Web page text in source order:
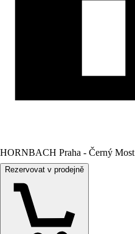
HORNBACH Praha - Černý Most
Rezervovat v prodejně